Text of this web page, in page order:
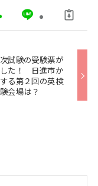
試験の受験票が
た！ 日進市か
る第２回の英検
会場は？